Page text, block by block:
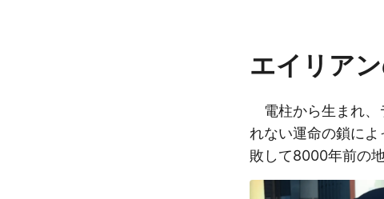
エイリア
電柱から生まれ、
れない運命の鎖に
敗して8000年前の